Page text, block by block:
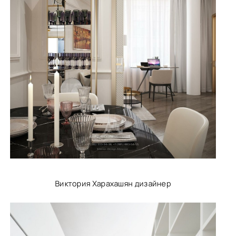
Виктория Харахашян дизайнер